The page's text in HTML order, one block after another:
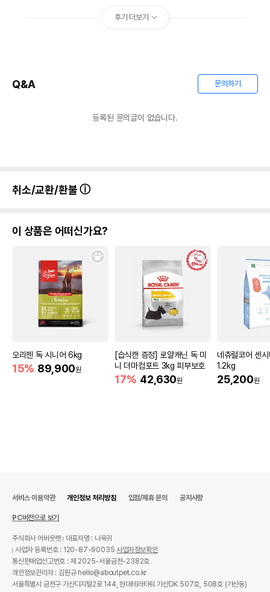
후기 더보기
Q&A 문의하기
등록된 문의글이 없습니다.
취소/교환/환불
이 상품은 어떠신가요?
오리젠 독 시니어 6kg
15% 89,900원
[습식캔 증정] 로얄캐닌 독 미
니 더마컴포트 3kg 피부보호
17% 42,630원
네츄럴코어 센
1.2kg
25,200원
서비스 이용약관 개인정보 처리방침 입점/제휴 문의 공지사항
PC버전으로 보기
주식회사 어바웃펫
대표자명 : 나옥귀
사업자 등록번호 : 120-87-90035사업자정보확인
통신판매업신고번호 : 제 2025-서울금천-2382호
개인정보관리자 : 김원규 hello@aboutpet.co.kr
서울특별시 금천구 가산디지털2로 144, 현대테라타워 가산DK 507호, 508호 (가산동)